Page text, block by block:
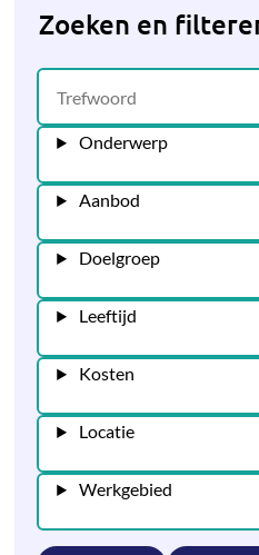
Zoeken en
Onderwerp
Aanbod
Doelgroep
Leeftijd
Kosten
Locatie
Werkgebied